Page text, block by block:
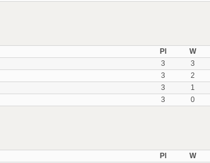
Pl
W
3 3
3 2
3 1
3 0
Pl
W